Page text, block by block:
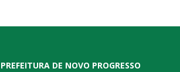
PREFEITURA DE NOVO PROGRESSO